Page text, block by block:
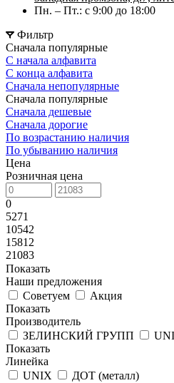
Пн. – Пт.: с 9:00 до 18:00
Фильтр
Сначала популярные
С начала алфавита
С конца алфавита
Сначала непопулярные
Сначала популярные
Сначала дешевые
Сначала дорогие
По возрастанию наличия
По убыванию наличия
Цена
Розничная цена
0
5271
10542
15812
21083
Показать
Наши предложения
Советуем
Акция
Показать
Производитель
ЗЕЛИНСКИЙ ГРУПП
Показать
Линейка
UNIX
ДОТ (металл)